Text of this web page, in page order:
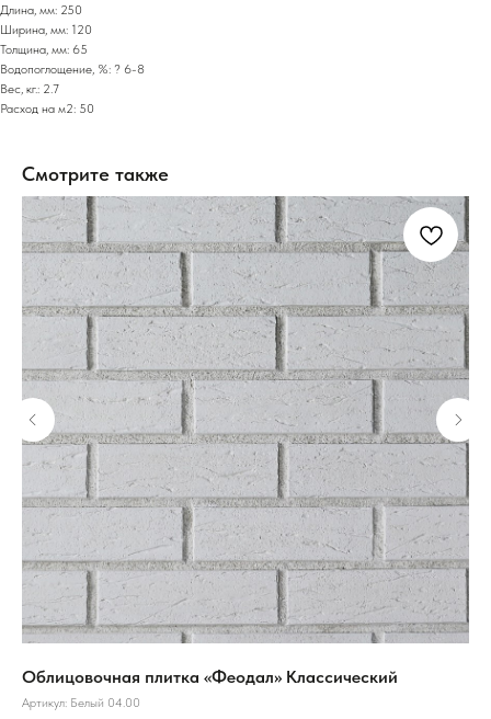
Длина, мм: 250
Ширина, мм: 120
Толщина, мм: 65
Водопоглощение, %: ? 6-8
Вес, кг.: 2.7
Расход на м2: 50
Смотрите также
Облицовочная плитка «Феодал» Классический
Артикул: Белый 04.00